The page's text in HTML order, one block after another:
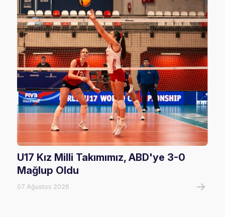
U17 Kız Milli Takımımız, ABD'ye 3-0
Mağlup Oldu
07 Ağustos 2026